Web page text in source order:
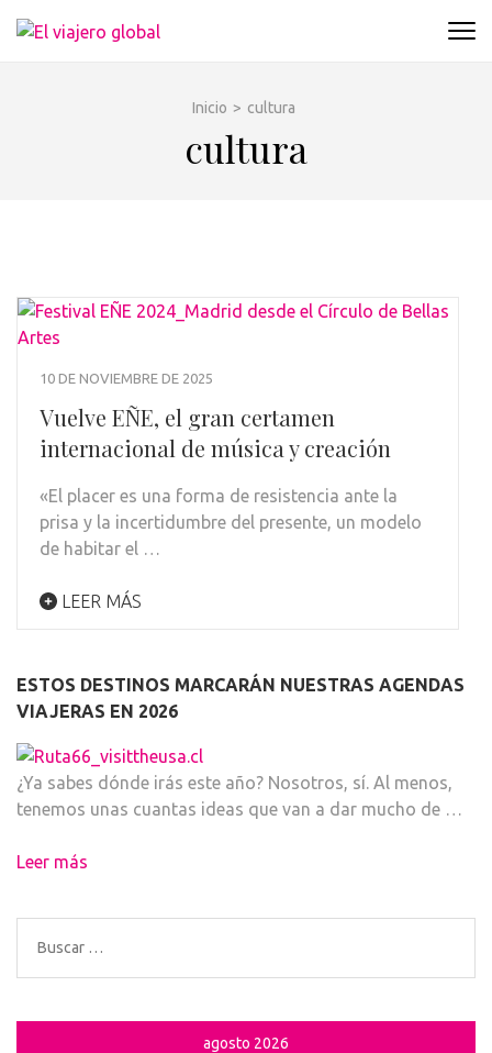
Un espacio donde descubrir la cara B de los
desde su música hasta su arquitectura o sus
Inicio > cultura
cultura
10 DE NOVIEMBRE DE 2025
Vuelve EÑE, el gran certamen
internacional de música y creación
«El placer es una forma de resistencia ante la
prisa y la incertidumbre del presente, un modelo
de habitar el …
LEER MÁS
ESTOS DESTINOS MARCARÁN NUESTRAS AGENDAS
VIAJERAS EN 2026
¿Ya sabes dónde irás este año? Nosotros, sí. Al menos,
tenemos unas cuantas ideas que van a dar mucho de …
Leer más
Buscar:
agosto 2026